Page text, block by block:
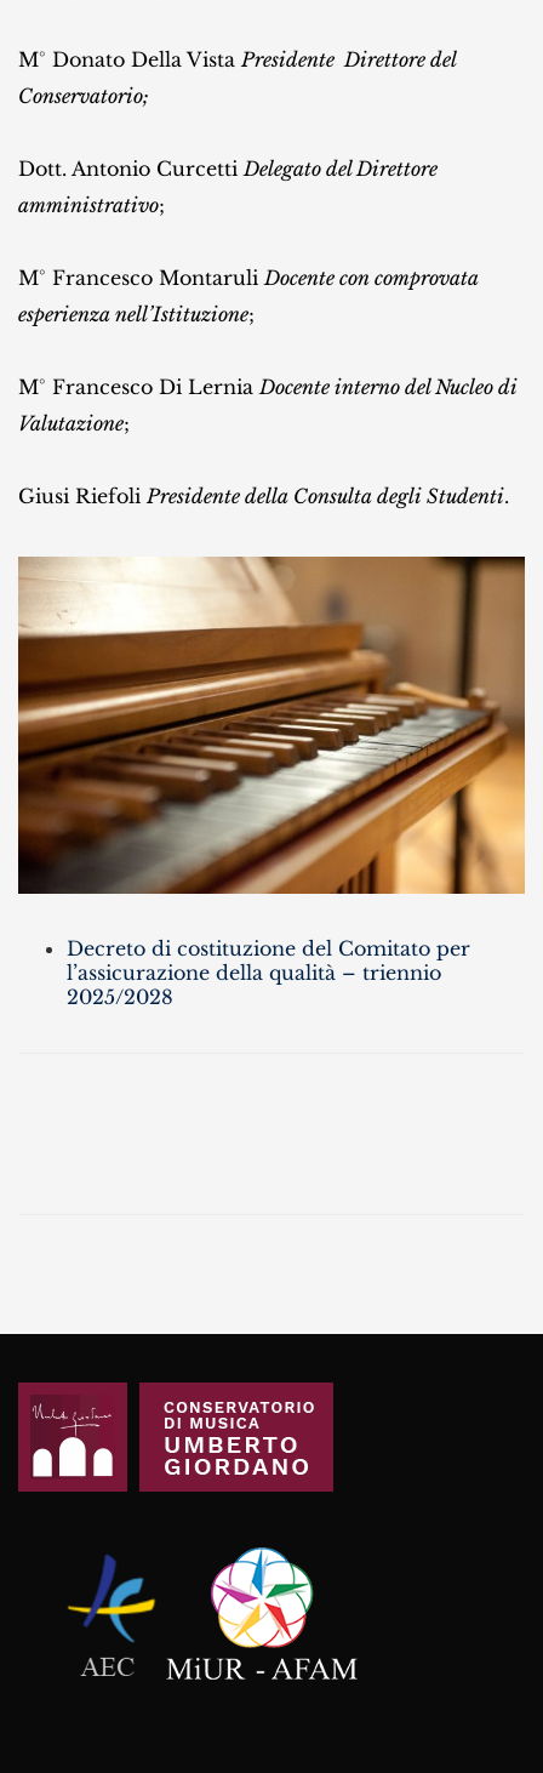
M° Donato Della Vista Presidente Direttore del
Conservatorio;
Dott. Antonio Curcetti Delegato del Direttore
amministrativo;
M° Francesco Montaruli Docente con comprovata
esperienza nell’Istituzione;
M° Francesco Di Lernia Docente interno del Nucleo di
Valutazione;
Giusi Riefoli Presidente della Consulta degli Studenti.
Decreto di costituzione del Comitato per
l’assicurazione della qualità – triennio
2025/2028